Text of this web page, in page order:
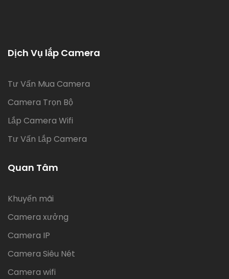
Dịch Vụ lắp Camera
Tư Vấn Mua Camera
Camera Trọn Bộ
Lắp Camera Wifi
Tư Vấn Lắp Camera
Quan Tâm
Khuyến mãi
Camera xưởng
Camera IP
Camera Siêu Nét
Camera wifi